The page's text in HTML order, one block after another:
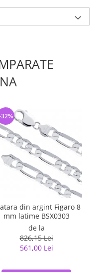
din argint Figaro 8
mm latime BSX0303
de la
826,15 Lei
561,00 Lei